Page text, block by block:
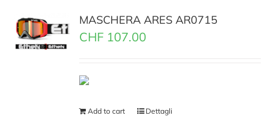
MASCHERA ARES AR0715
CHF 107.00
Add to cart Dettagli